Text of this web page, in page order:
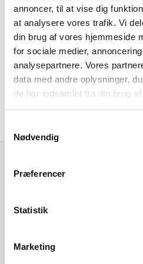
annoncer, til at vise dig
at analysere vores trafik. Vi
din brug af vores hjemmeside
for sociale medier,
analysepartnere. Vores
data med andre oplysninger,
de har indsamlet fra din brug
Nødvendig
Præferencer
Statistik
Marketing
Relaterede varer